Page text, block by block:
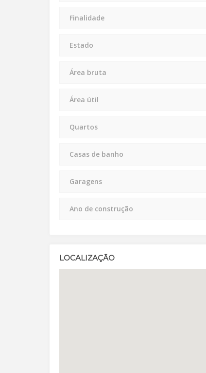
Finalidade
Estado
Área bruta
Área útil
Quartos
Casas de banho
Garagens
Ano de construção
LOCALIZAÇÃO